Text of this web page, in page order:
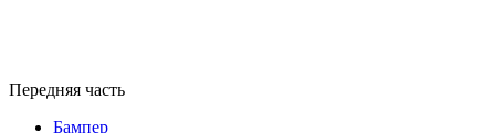
Передняя часть
Бампер